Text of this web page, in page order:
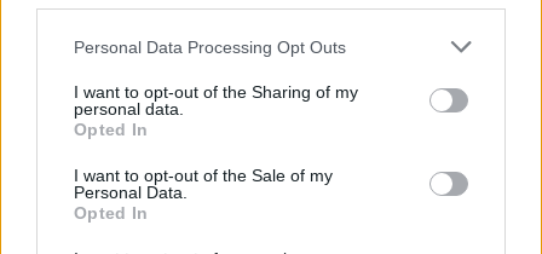
Personal Data Processing Opt Outs
I want to opt-out of the Sharing of my
personal data.
Opted In
I want to opt-out of the Sale of my
Personal Data.
Opted In
Ob povečanem številu podtaknjenih
požarov pozivi občanom k takojšnjemu
obveščanju policije
6. avgust 2026
osvežitev